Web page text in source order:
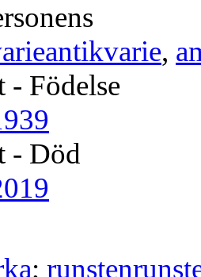
antikvarie,
Födelse
- Död
; runsten